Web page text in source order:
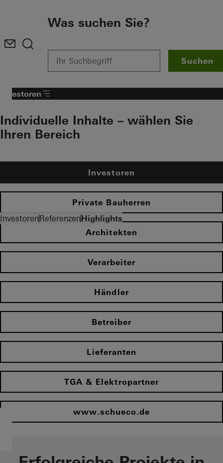
Was suchen Sie?
Suchen
InvestorenReferenzenHighlights
Investoren
Individuelle Inhalte – wählen Sie
Ihren Bereich
Investoren
Private Bauherren
Architekten
Verarbeiter
Händler
Betreiber
Lieferanten
TGA & Elektropartner
www.schueco.de